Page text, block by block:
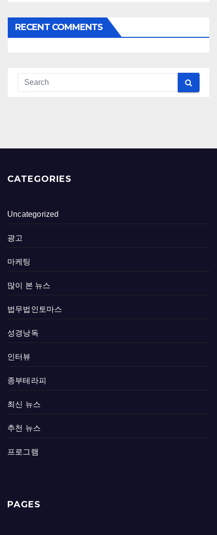
RECENT COMMENTS
CATEGORIES
Uncategorized
광고
마케팅
많이 본 뉴스
법무법인토마스
성경낭독
인터뷰
종부테라피
최신 뉴스
추천 뉴스
프로그램
PAGES